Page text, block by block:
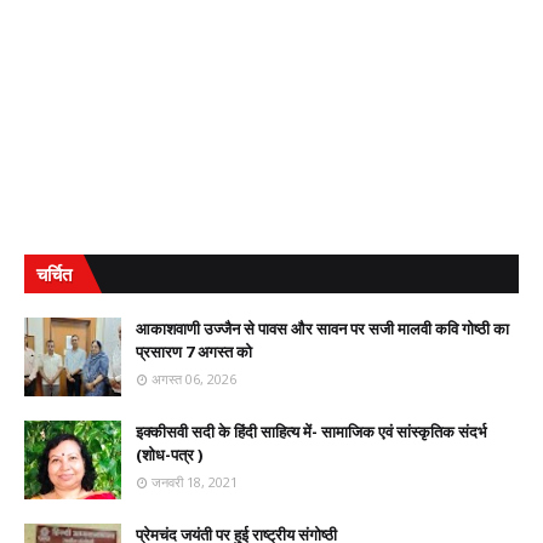
चर्चित
आकाशवाणी उज्जैन से पावस और सावन पर सजी मालवी कवि गोष्ठी का
प्रसारण 7 अगस्त को
अगस्त 06, 2026
इक्कीसवी सदी के हिंदी साहित्य में- सामाजिक एवं सांस्कृतिक संदर्भ
(शोध-पत्र )
जनवरी 18, 2021
प्रेमचंद जयंती पर हुई राष्ट्रीय संगोष्ठी